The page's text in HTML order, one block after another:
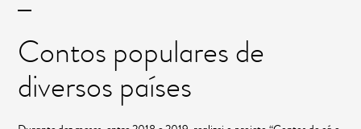
Contos populares de
diversos países